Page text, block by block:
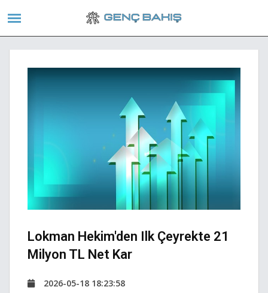
Lokman Hekim'den Ilk Çeyrekte 21
Milyon TL Net Kar
2026-05-18 18:23:58